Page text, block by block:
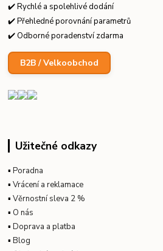
✔️ Rychlé a spolehlivé dodání
✔️ Přehledné porovnání parametrů
✔️ Odborné poradenství zdarma
B2B / Velkoobchod
Užitečné odkazy
▪Poradna
▪Vrácení a reklamace
▪Věrnostní sleva 2 %
▪ O nás
▪Doprava a platba
▪Blog